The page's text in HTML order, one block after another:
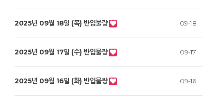
2025년 09월 18일 (목) 반입물량 09-18
2025년 09월 17일 (수) 반입물량 09-17
2025년 09월 16일 (화) 반입물량 09-16